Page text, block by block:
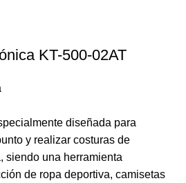
KT-500-02AT
diseñada para
y realizar costuras de
siendo una herramienta
de ropa deportiva, camisetas